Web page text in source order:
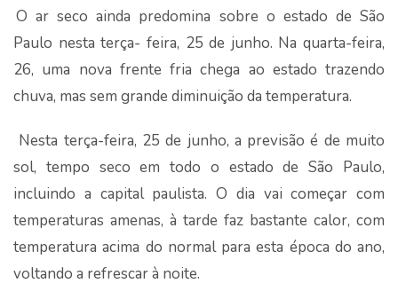
O ar seco ainda predomina sobre o estado de São
Paulo nesta terça- feira, 25 de junho. Na quarta-feira,
26, uma nova frente fria chega ao estado trazendo
chuva, mas sem grande diminuição da temperatura.
Nesta terça-feira, 25 de junho, a previsão é de muito
sol, tempo seco em todo o estado de São Paulo,
incluindo a capital paulista. O dia vai começar com
temperaturas amenas, à tarde faz bastante calor, com
temperatura acima do normal para esta época do ano,
voltando a refrescar à noite.